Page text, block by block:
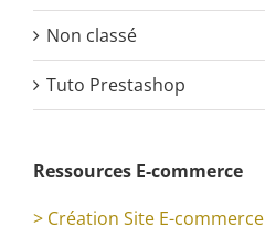
Non classé
Tuto Prestashop
Ressources E-commerce
> Création Site E-commerce